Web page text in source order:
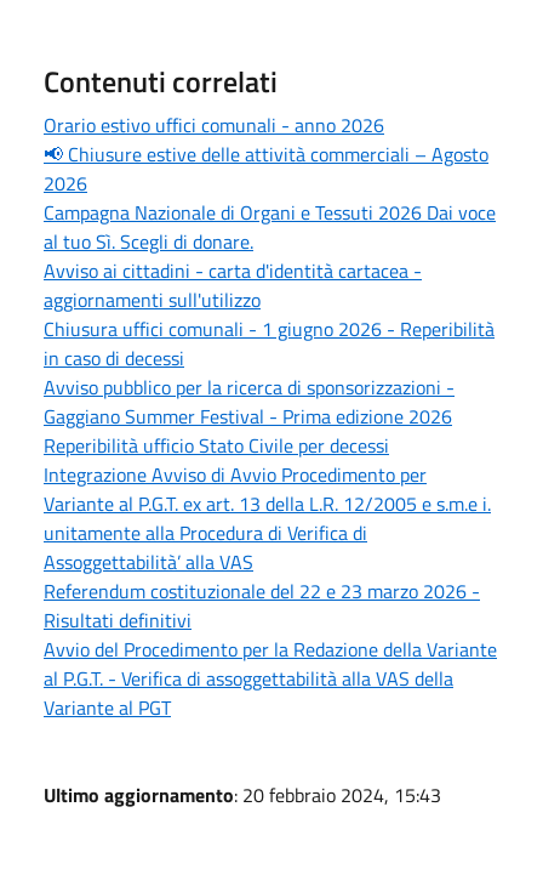
Contenuti correlati
Orario estivo uffici comunali - anno 2026
📢 Chiusure estive delle attività commerciali – Agosto
2026
Campagna Nazionale di Organi e Tessuti 2026 Dai voce
al tuo Sì. Scegli di donare.
Avviso ai cittadini - carta d'identità cartacea -
aggiornamenti sull'utilizzo
Chiusura uffici comunali - 1 giugno 2026 - Reperibilità
in caso di decessi
Avviso pubblico per la ricerca di sponsorizzazioni -
Gaggiano Summer Festival - Prima edizione 2026
Reperibilità ufficio Stato Civile per decessi
Integrazione Avviso di Avvio Procedimento per
Variante al P.G.T. ex art. 13 della L.R. 12/2005 e s.m.e i.
unitamente alla Procedura di Verifica di
Assoggettabilità’ alla VAS
Referendum costituzionale del 22 e 23 marzo 2026 -
Risultati definitivi
Avvio del Procedimento per la Redazione della Variante
al P.G.T. - Verifica di assoggettabilità alla VAS della
Variante al PGT
Ultimo aggiornamento: 20 febbraio 2024, 15:43